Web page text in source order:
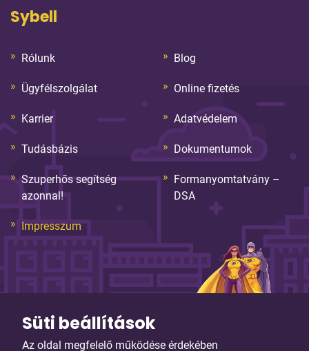
Süti beállítások
Az oldal megfelelő működése érdekében
Sybell
Rólunk Blog
Ügyfélszolgálat Online fizetés
Karrier Adatvédelem
Tudásbázis Dokumentumok
Szuperhős segítség
azonnal!
Formanyomtatvány –
DSA
Impresszum
© Copyright 2026. Sybell Informatika Kft. Minden jog